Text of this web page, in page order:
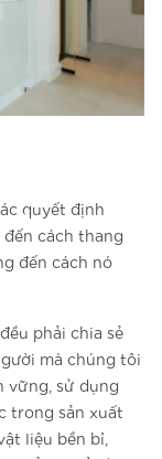
quyết định
cách thang
đến cách nó
phải chia sẻ
mà chúng tôi
vững, sử dụng
trong sản xuất
liệu bền bỉ,